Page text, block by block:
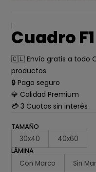
|
Cuadro
🇨🇱 Envío gratis a todo
productos
🔒 Pago seguro
💎 Calidad Premium
💳 3 Cuotas sin interés
TAMAÑO
30x40 40x60
LÁMINA
Con Marco Sin